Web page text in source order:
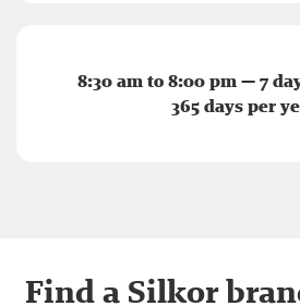
8:30 am to 8:00 pm — 7
365 days per
Find a Silkor